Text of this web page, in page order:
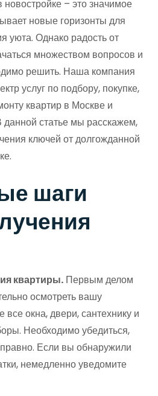
– это значимое
новые горизонты для
уюта. Однако радость от
множеством вопросов и
решить. Наша компания
услуг по подбору, покупке,
квартир в Москве и
данной статье мы расскажем,
ключей от долгожданной
шаги
квартиры. Первым делом
осмотреть вашу
все окна, двери, сантехнику и
Необходимо убедиться,
Если вы обнаружили
немедленно уведомите